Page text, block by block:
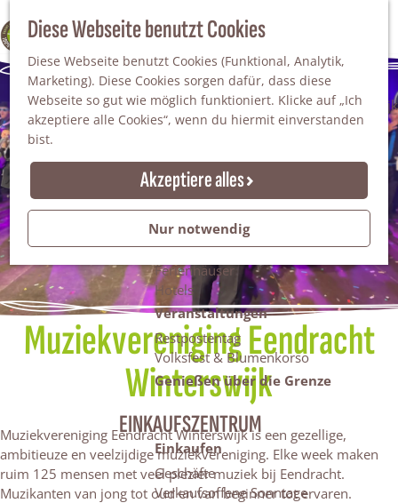
Diese Webseite benutzt Cookies
Diese Webseite benutzt Cookies (Funktional, Analytik,
Marketing). Diese Cookies sorgen dafür, dass diese
Webseite so gut wie möglich funktioniert. Klicke auf „Ich
akzeptiere alle Cookies“, wenn du hiermit einverstanden
bist.
Akzeptiere alles
Nur notwendig
100% WINTERSWIJK
S
u
c
h
e
n
M
e
n
ü
Da staunt man!
Freiheitsbäume
Natur
Naturgebiete
Nationaler Landschaftspark Winterswijk
Der Steingrube
Gärten & Parks
Übernachten
Campingplätze & Ferienparks
Gruppenunterkünfte
Bed & Breakfasts
Ferienhäuser
Hotels
Veranstaltungen
Restpostentag
Volksfest & Blumenkorso
Genießen über die Grenze
EINKAUFSZENTRUM
Einkaufen
Geschäfte
Verkaufsoffene Sonntage
Muziekvereniging Eendracht
Winterswijk
Muziekvereniging Eendracht Winterswijk is een gezellige,
ambitieuze en veelzijdige muziekvereniging. Elke week maken
ruim 125 mensen met veel plezier muziek bij Eendracht.
Muzikanten van jong tot oud en van beginner tot ervaren.